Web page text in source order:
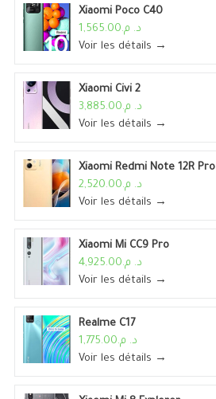
Xiaomi Poco C40
د. م.1,565.00
Voir les détails →
Xiaomi Civi 2
د. م.3,885.00
Voir les détails →
Xiaomi Redmi Note 12R Pro
د. م.2,520.00
Voir les détails →
Xiaomi Mi CC9 Pro
د. م.4,925.00
Voir les détails →
Realme C17
د. م.1,775.00
Voir les détails →